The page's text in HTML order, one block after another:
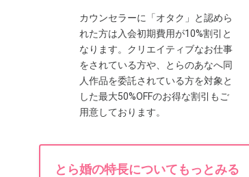
カウンセラーに「オタク」と認めら
れた方は入会初期費用が10%割引と
なります。クリエイティブなお仕事
をされている方や、とらのあなへ同
人作品を委託されている方を対象と
した最大50%OFFのお得な割引もご
用意しております。
とら婚の特長についてもっとみる